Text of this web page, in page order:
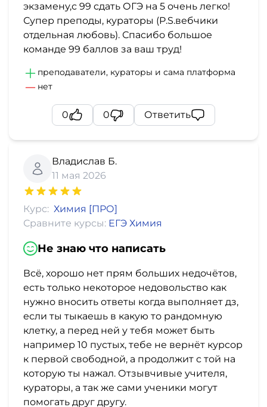
экзамену,с 99 сдать ОГЭ на 5 очень легко!
Супер преподы, кураторы (P.S.вебчики
отдельная любовь). Спасибо большое
команде 99 баллов за ваш труд!
преподаватели, кураторы и сама платформа
нет
0 0 Ответить
Владислав Б.
11 мая 2026
Курс: Химия [ПРО]
Сравните курсы: ЕГЭ Химия
Не знаю что написать
Всё, хорошо нет прям больших недочётов,
есть только некоторое недовольство как
нужно вносить ответы когда выполняет дз,
если ты тыкаешь в какую то рандомную
клетку, а перед ней у тебя может быть
например 10 пустых, тебе не вернёт курсор
к первой свободной, а продолжит с той на
которую ты нажал. Отзывчивые учителя,
кураторы, а так же сами ученики могут
помогать друг другу.